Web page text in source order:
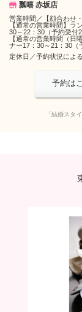
瓢嘻 赤坂店
営業時間／
【顔合わせ
【通常の営業時間】ラ
30～22：30（予約受付
【通常の営業時間（日
ナー17：30～21：30（
定休日／予約状況による
予約は
「結婚スタ